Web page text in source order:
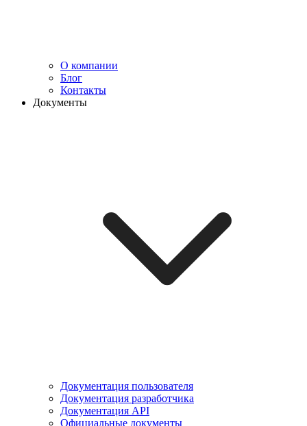
О компании
Блог
Контакты
Документы
Документация пользователя
Документация разработчика
Документация API
Официальные документы